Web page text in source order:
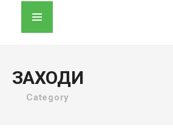
ЗАХОДИ
Category